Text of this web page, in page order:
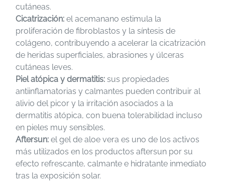
cutáneas.
Cicatrización: el acemanano estimula la
proliferación de fibroblastos y la síntesis de
colágeno, contribuyendo a acelerar la cicatrización
de heridas superficiales, abrasiones y úlceras
cutáneas leves.
Piel atópica y dermatitis: sus propiedades
antiinflamatorias y calmantes pueden contribuir al
alivio del picor y la irritación asociados a la
dermatitis atópica, con buena tolerabilidad incluso
en pieles muy sensibles.
Aftersun: el gel de aloe vera es uno de los activos
más utilizados en los productos aftersun por su
efecto refrescante, calmante e hidratante inmediato
tras la exposición solar.